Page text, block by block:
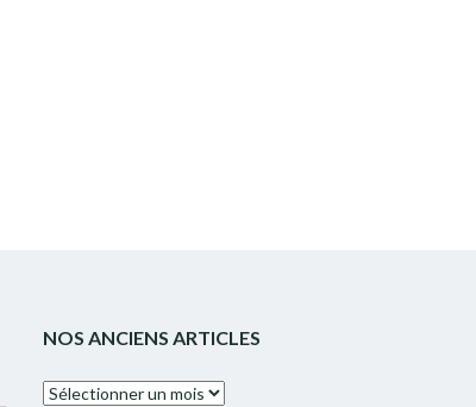
NOS ANCIENS ARTICLES
Nos